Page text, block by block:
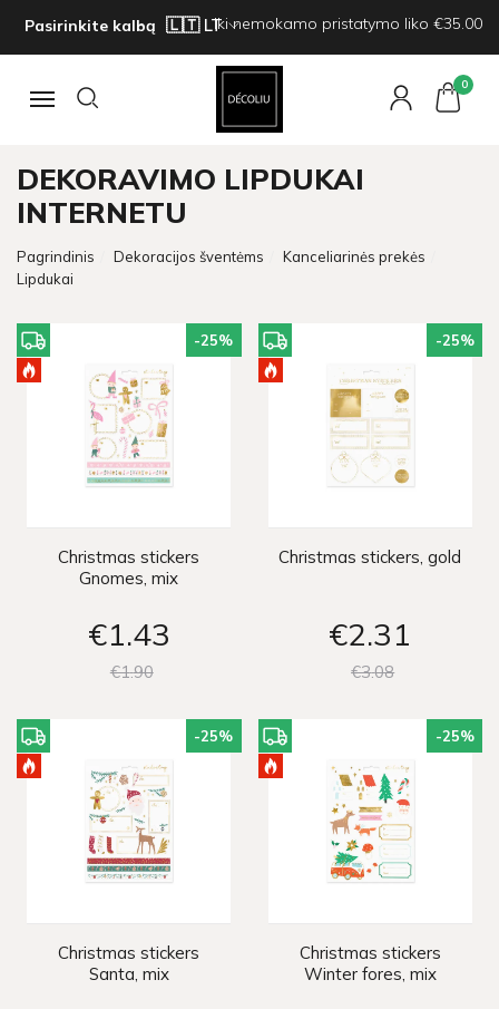
Pasirinkite kalbą Iki nemokamo pristatymo liko €35.00
Navigacija
0
DEKORAVIMO LIPDUKAI
INTERNETU
Pagrindinis Dekoracijos šventėms
Kanceliarinės prekės
Lipdukai
-25%
Christmas stickers
Gnomes, mix
€1 43
€190
-25%
Christmas stickers, gold
€2 31
€308
-25%
Christmas stickers
Santa, mix
-25%
Christmas stickers
Winter fores, mix